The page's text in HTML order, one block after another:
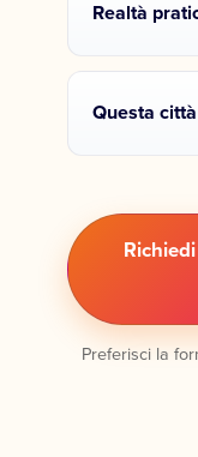
Realtà
Questa
Preferisci la